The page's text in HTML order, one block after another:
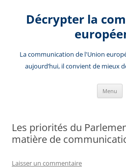
contenuDécrypter la
La communication de l'Union
aujourd’hui, il convient de mieux
Menu
Les priorités du
matière de
Laisser un commentaire